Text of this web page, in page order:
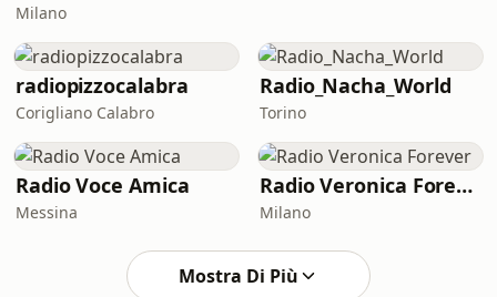
Milano
radiopizzocalabra
Corigliano Calabro
Radio_Nacha_World
Torino
Radio Voce Amica
Messina
Radio Veronica Forever
Milano
Mostra Di Più